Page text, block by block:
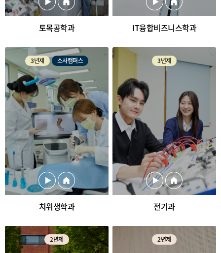
토목공학과 IT융합비즈니스학과
3년제 소사캠퍼스
치위생학과
3년제
전기과
2년제 2년제